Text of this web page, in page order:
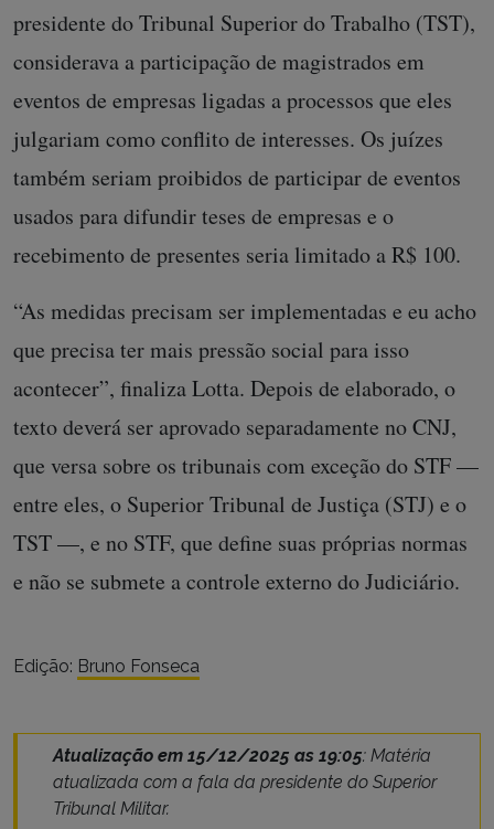
presidente do Tribunal Superior do Trabalho (TST),
considerava a participação de magistrados em
eventos de empresas ligadas a processos que eles
julgariam como conflito de interesses. Os juízes
também seriam proibidos de participar de eventos
usados para difundir teses de empresas e o
recebimento de presentes seria limitado a R$ 100.
“As medidas precisam ser implementadas e eu acho
que precisa ter mais pressão social para isso
acontecer”, finaliza Lotta. Depois de elaborado, o
texto deverá ser aprovado separadamente no CNJ,
que versa sobre os tribunais com exceção do STF —
entre eles, o Superior Tribunal de Justiça (STJ) e o
TST —, e no STF, que define suas próprias normas
e não se submete a controle externo do Judiciário.
Edição: Bruno Fonseca
Atualização em 15/12/2025 as 19:05: Matéria
atualizada com a fala da presidente do Superior
Tribunal Militar.